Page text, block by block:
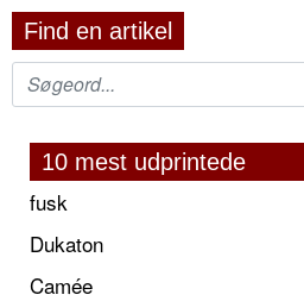
Find en artikel
10 mest udprintede
fusk
Dukaton
Camée